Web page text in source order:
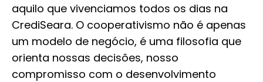
aquilo que vivenciamos todos os dias na
CrediSeara. O cooperativismo não é apenas
um modelo de negócio, é uma filosofia que
orienta nossas decisões, nosso
compromisso com o desenvolvimento